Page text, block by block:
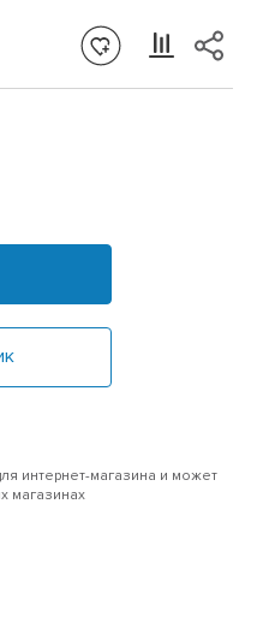
интернет-магазина и может
магазинах